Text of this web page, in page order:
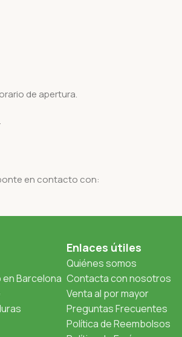
de apertura.
en contacto con:
Barcelona
Enlaces útiles
Quiénes somos
Contacta con nosotros
Venta al por mayor
Preguntas Frecuentes
Política de Reembolsos